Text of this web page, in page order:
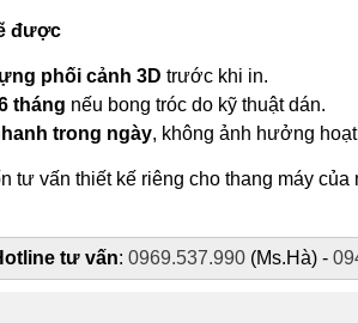
được
phối cảnh 3D trước khi in.
tháng nếu bong tróc do kỹ thuật dán.
trong ngày, không ảnh hưởng
tư vấn thiết kế riêng cho thang máy
tư vấn: 0969.537.990 (Ms.Hà) -